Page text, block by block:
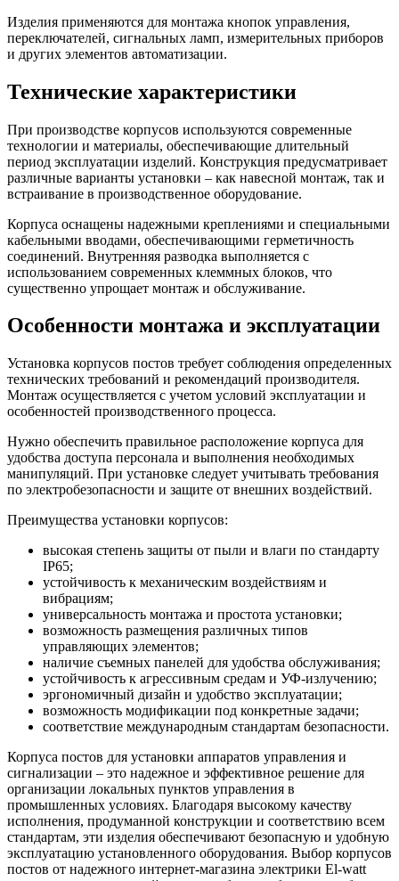
Изделия применяются для монтажа кнопок управления,
переключателей, сигнальных ламп, измерительных приборов
и других элементов автоматизации.
Технические характеристики
При производстве корпусов используются современные
технологии и материалы, обеспечивающие длительный
период эксплуатации изделий. Конструкция предусматривает
различные варианты установки – как навесной монтаж, так и
встраивание в производственное оборудование.
Корпуса оснащены надежными креплениями и специальными
кабельными вводами, обеспечивающими герметичность
соединений. Внутренняя разводка выполняется с
использованием современных клеммных блоков, что
существенно упрощает монтаж и обслуживание.
Особенности монтажа и эксплуатации
Установка корпусов постов требует соблюдения определенных
технических требований и рекомендаций производителя.
Монтаж осуществляется с учетом условий эксплуатации и
особенностей производственного процесса.
Нужно обеспечить правильное расположение корпуса для
удобства доступа персонала и выполнения необходимых
манипуляций. При установке следует учитывать требования
по электробезопасности и защите от внешних воздействий.
Преимущества установки корпусов:
высокая степень защиты от пыли и влаги по стандарту
IP65;
устойчивость к механическим воздействиям и
вибрациям;
универсальность монтажа и простота установки;
возможность размещения различных типов
управляющих элементов;
наличие съемных панелей для удобства обслуживания;
устойчивость к агрессивным средам и УФ-излучению;
эргономичный дизайн и удобство эксплуатации;
возможность модификации под конкретные задачи;
соответствие международным стандартам безопасности.
Корпуса постов для установки аппаратов управления и
сигнализации – это надежное и эффективное решение для
организации локальных пунктов управления в
промышленных условиях. Благодаря высокому качеству
исполнения, продуманной конструкции и соответствию всем
стандартам, эти изделия обеспечивают безопасную и удобную
эксплуатацию установленного оборудования. Выбор корпусов
постов от надежного интернет-магазина электрики El-watt